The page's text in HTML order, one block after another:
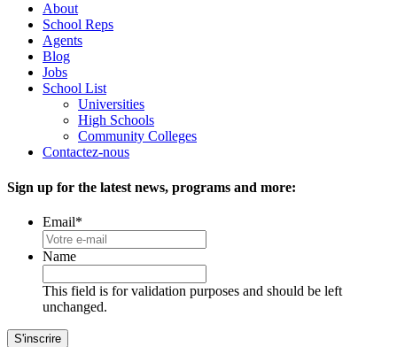
About
School Reps
Agents
Blog
Jobs
School List
Universities
High Schools
Community Colleges
Contactez-nous
Sign up for the latest news, programs and more:
Email*
Name
This field is for validation purposes and should be left
unchanged.